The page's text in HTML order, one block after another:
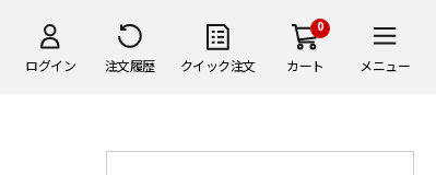
ログイン 注文履歴 クイック注文
0
カート メニュー